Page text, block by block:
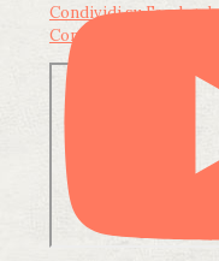
Condividi su Facebook
Condividi su LinkedIn